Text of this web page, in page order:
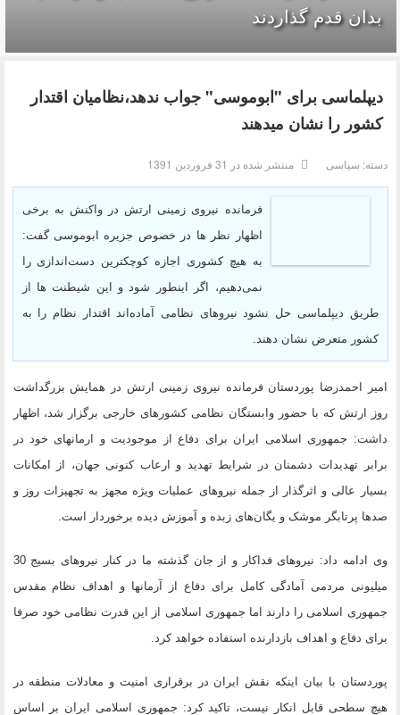
بدان قدم گذاردند
دیپلماسی برای "ابوموسی" جواب ندهد،نظامیان اقتدار
کشور را نشان میدهند
دسته: سیاسی منتشر شده در 31 فروردين 1391
فرمانده نیروی زمینی ارتش در واکنش به برخی
اظهار نظر ها در خصوص جزیره ابوموسی گفت:
به هیچ کشوری اجازه کوچکترین دست‌اندازی را
نمی‌دهیم، اگر اینطور شود و این شیطنت ها از
طریق دیپلماسی حل نشود نیروهای نظامی آماده‌اند اقتدار نظام را به
کشور متعرض نشان دهند.
امیر احمدرضا پوردستان فرمانده نیروی زمینی ارتش در همایش بزرگداشت
روز ارتش که با حضور وابستگان نظامی کشورهای خارجی برگزار شد، اظهار
داشت: جمهوری اسلامی ایران برای دفاع از موجودیت و ارمانهای خود در
برابر تهدیدات دشمنان در شرایط تهدید و ارعاب کنونی جهان، از امکانات
بسیار عالی و اثرگذار از جمله نیروهای عملیات ویژه مجهز به تجهیزات روز و
صدها پرتابگر موشک و یگان‌های زبده و آموزش دیده برخوردار است.
وی ادامه داد: نیروهای فداکار و از جان گذشته ما در کنار نیروهای بسیج 30
میلیونی مردمی آمادگی کامل برای دفاع از آرمانها و اهداف نظام مقدس
جمهوری اسلامی را دارند اما جمهوری اسلامی از این قدرت نظامی خود صرفا
برای دفاع و اهداف بازدارنده استفاده خواهد کرد.
پوردستان با بیان اینکه نقش ایران در برقراری امنیت و معادلات منطقه در
هیچ سطحی قابل انکار نیست، تاکید کرد: جمهوری اسلامی ایران بر اساس